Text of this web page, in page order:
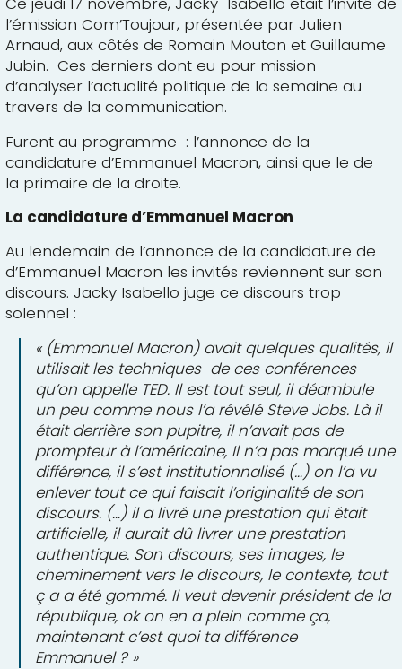
l’émission Com’Toujour, présentée par Julien
Arnaud, aux côtés de Romain Mouton et Guillaume
Jubin. Ces derniers dont eu pour mission
d’analyser l’actualité politique de la semaine au
travers de la communication.
Furent au programme : l’annonce de la
candidature d’Emmanuel Macron, ainsi que le de
la primaire de la droite.
La candidature d’Emmanuel Macron
Au lendemain de l’annonce de la candidature de
d’Emmanuel Macron les invités reviennent sur son
discours. Jacky Isabello juge ce discours trop
solennel :
« (Emmanuel Macron) avait quelques qualités, il
utilisait les techniques de ces conférences
qu’on appelle TED. Il est tout seul, il déambule
un peu comme nous l’a révélé Steve Jobs. Là il
était derrière son pupitre, il n’avait pas de
prompteur à l’américaine, Il n’a pas marqué une
différence, il s’est institutionnalisé (…) on l’a vu
enlever tout ce qui faisait l’originalité de son
discours. (…) il a livré une prestation qui était
artificielle, il aurait dû livrer une prestation
authentique. Son discours, ses images, le
cheminement vers le discours, le contexte, tout
ç a a été gommé. Il veut devenir président de la
république, ok on en a plein comme ça,
maintenant c’est quoi ta différence
Emmanuel ? »